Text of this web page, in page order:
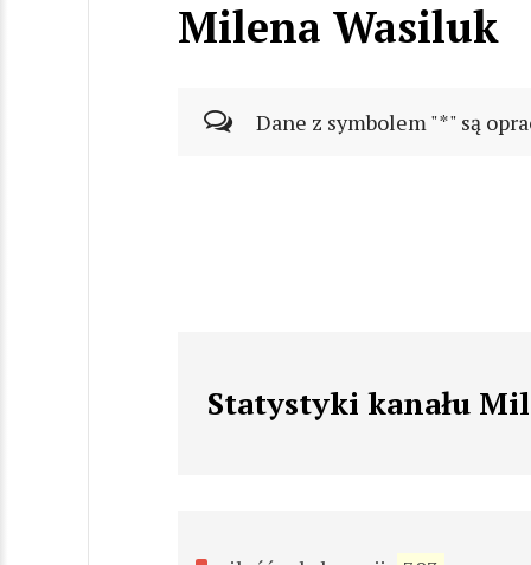
Milena Wasiluk
Dane z symbolem "*" są
Statystyki kanału